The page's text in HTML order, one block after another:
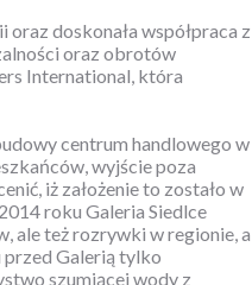
doskonała współpraca z
oraz obrotów
International, która
centrum handlowego w
wyjście poza
iż założenie to zostało w
roku Galeria Siedlce
ale też rozrywki w regionie, a
Galerią tylko
szumiącej wody z